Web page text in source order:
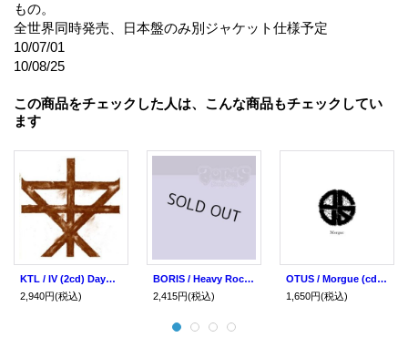
もの。
全世界同時発売、日本盤のみ別ジャケット仕様予定
10/07/01
10/08/25
この商品をチェックした人は、こんな商品もチェックしてい
ます
KTL / IV (2cd) Daymare
2,940円(税込)
BORIS / Heavy Rocks (cd) Daymare
2,415円(税込)
OTUS / Morgue (cd) Daymare
1,650円(税込)